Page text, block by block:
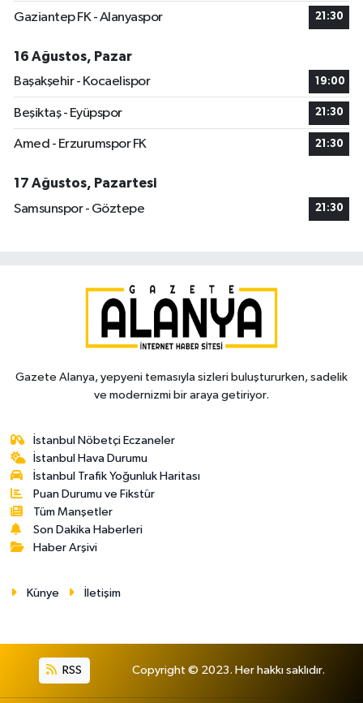
Gaziantep FK - Alanyaspor 21:30
16 Ağustos, Pazar
Başakşehir - Kocaelispor
19:00
Beşiktaş - Eyüpspor 21:30
Amed - Erzurumspor FK 21:30
17 Ağustos, Pazartesi
Samsunspor - Göztepe
21:30
Gazete Alanya, yepyeni temasıyla sizleri buluştururken, sadelik
ve modernizmi bir araya getiriyor.
İstanbul Nöbetçi Eczaneler
İstanbul Hava Durumu
İstanbul Trafik Yoğunluk Haritası
Puan Durumu ve Fikstür
Tüm Manşetler
Son Dakika Haberleri
Haber Arşivi
Künye İletişim
RSS Copyright © 2023. Her hakkı saklıdır.